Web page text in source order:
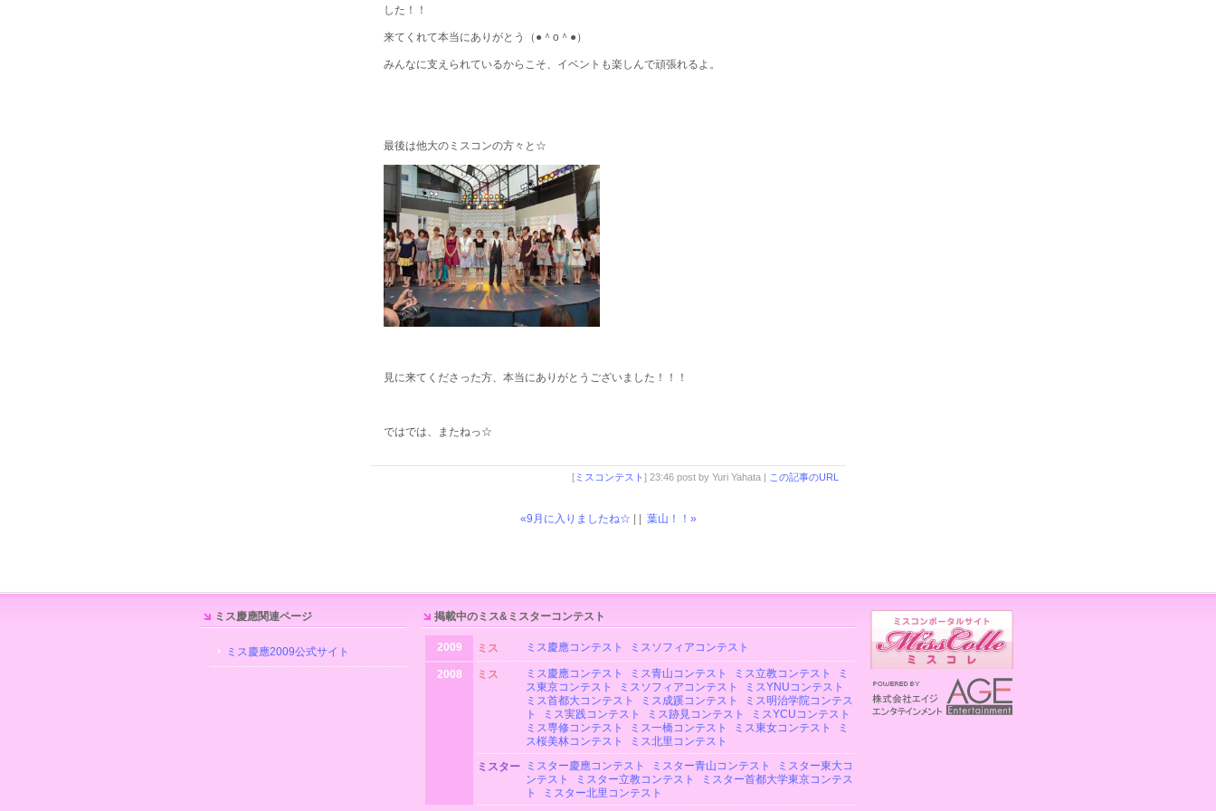
した！！
来てくれて本当にありがとう（●＾o＾●）
みんなに支えられているからこそ、イベントも楽しんで頑張れるよ。
最後は他大のミスコンの方々と☆
見に来てくださった方、本当にありがとうございました！！！
ではでは、またねっ☆
[ ミスコンテスト ] 23:46 post by Yuri Yahata | この記事のURL
«9月に入りましたね☆ 葉山！！»
ミス慶應関連ページ
ミス慶應2009公式サイト
掲載中のミス&ミスターコンテスト
2009 ミス ミス慶應コンテスト ミスソフィアコンテスト
2008 ミス ミス慶應コンテスト ミス青山コンテスト ミス立教コンテスト
ミ
ス東京コンテスト
ミスソフィアコンテスト
ミスYNUコンテスト
ミス首都大コンテスト
ミス成蹊コンテスト
ミス明治学院コンテス
ト
ミス実践コンテスト ミス跡見コンテスト
ミスYCUコンテスト
ミス専修コンテスト
ミス一橋コンテスト ミス東女コンテスト
ミ
ス桜美林コンテスト
ミス北里コンテスト
ミスター
ミスター慶應コンテスト ミスター青山コンテスト
ミスター東大コ
ンテスト
ミスター立教コンテスト
ミスター首都大学東京コンテス
ト
ミスター北里コンテスト